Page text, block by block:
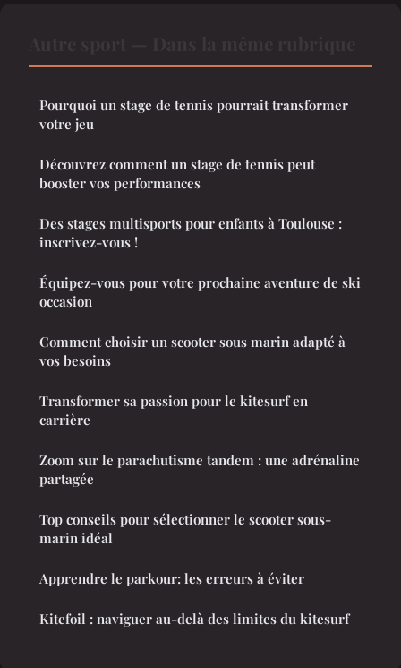
Pourquoi un stage de tennis pourrait transformer
votre jeu
Découvrez comment un stage de tennis peut
booster vos performances
Des stages multisports pour enfants à Toulouse :
inscrivez-vous !
Équipez-vous pour votre prochaine aventure de ski
occasion
Comment choisir un scooter sous marin adapté à
vos besoins
Transformer sa passion pour le kitesurf en
carrière
Zoom sur le parachutisme tandem : une adrénaline
partagée
Top conseils pour sélectionner le scooter sous-
marin idéal
Apprendre le parkour: les erreurs à éviter
Kitefoil : naviguer au-delà des limites du kitesurf